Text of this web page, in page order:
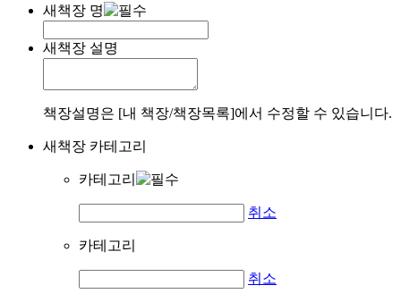
새책장 명
새책장 설명
책장설명은 [내 책장/책장목록]에서 수정할 수 있습니다.
새책장 카테고리
카테고리
취소
카테고리
취소